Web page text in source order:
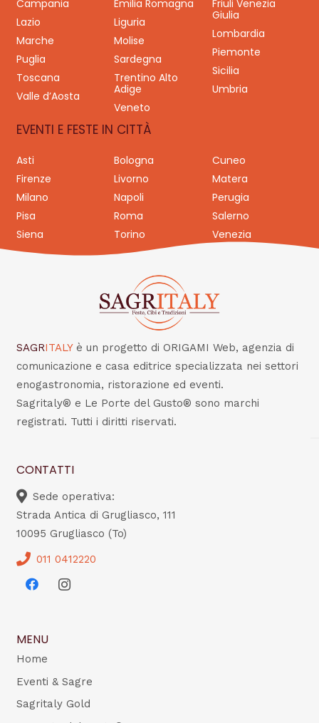
Campania
Emilia Romagna
Friuli Venezia
Giulia
Lazio
Liguria
Lombardia
Marche
Molise
Piemonte
Puglia
Sardegna
Sicilia
Toscana
Trentino Alto
Adige
Umbria
Valle d’Aosta
Veneto
EVENTI E FESTE IN CITTÀ
Asti Bologna
Cuneo
Firenze
Livorno
Matera
Milano
Napoli
Perugia
Pisa
Roma
Salerno
Siena
Torino Venezia
SAGRITALY è un progetto di ORIGAMI Web, agenzia di
comunicazione e casa editrice specializzata nei settori
enogastronomia, ristorazione ed eventi.
Sagritaly® e Le Porte del Gusto® sono marchi
registrati. Tutti i diritti riservati.
CONTATTI
Sede operativa:
Strada Antica di Grugliasco, 111
10095 Grugliasco (To)
011 0412220
MENU
Home
Eventi & Sagre
Sagritaly Gold